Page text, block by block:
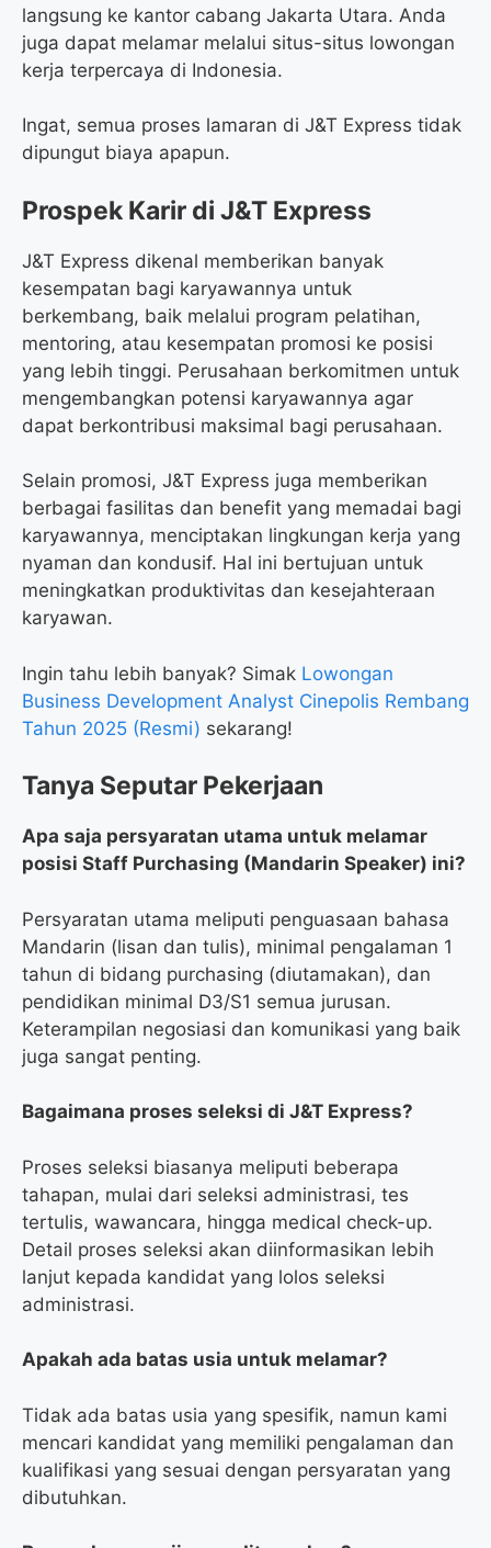
langsung ke kantor cabang Jakarta Utara. Anda
juga dapat melamar melalui situs-situs lowongan
kerja terpercaya di Indonesia.
Ingat, semua proses lamaran di J&T Express tidak
dipungut biaya apapun.
Prospek Karir di J&T Express
J&T Express dikenal memberikan banyak
kesempatan bagi karyawannya untuk
berkembang, baik melalui program pelatihan,
mentoring, atau kesempatan promosi ke posisi
yang lebih tinggi. Perusahaan berkomitmen untuk
mengembangkan potensi karyawannya agar
dapat berkontribusi maksimal bagi perusahaan.
Selain promosi, J&T Express juga memberikan
berbagai fasilitas dan benefit yang memadai bagi
karyawannya, menciptakan lingkungan kerja yang
nyaman dan kondusif. Hal ini bertujuan untuk
meningkatkan produktivitas dan kesejahteraan
karyawan.
Ingin tahu lebih banyak? Simak Lowongan
Business Development Analyst Cinepolis Rembang
Tahun 2025 (Resmi) sekarang!
Tanya Seputar Pekerjaan
Apa saja persyaratan utama untuk melamar
posisi Staff Purchasing (Mandarin Speaker) ini?
Persyaratan utama meliputi penguasaan bahasa
Mandarin (lisan dan tulis), minimal pengalaman 1
tahun di bidang purchasing (diutamakan), dan
pendidikan minimal D3/S1 semua jurusan.
Keterampilan negosiasi dan komunikasi yang baik
juga sangat penting.
Bagaimana proses seleksi di J&T Express?
Proses seleksi biasanya meliputi beberapa
tahapan, mulai dari seleksi administrasi, tes
tertulis, wawancara, hingga medical check-up.
Detail proses seleksi akan diinformasikan lebih
lanjut kepada kandidat yang lolos seleksi
administrasi.
Apakah ada batas usia untuk melamar?
Tidak ada batas usia yang spesifik, namun kami
mencari kandidat yang memiliki pengalaman dan
kualifikasi yang sesuai dengan persyaratan yang
dibutuhkan.